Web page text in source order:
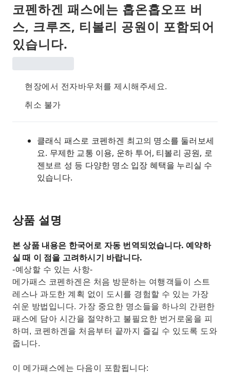
코펜하겐 패스에는 홉온홉오프 버
스, 크루즈, 티볼리 공원이 포함되어
있습니다.
현장에서 전자바우처를 제시해주세요.
취소 불가
클래식 패스로 코펜하겐 최고의 명소를 둘러보세
요. 무제한 교통 이용, 운하 투어, 티볼리 공원, 로
젠보르 성 등 다양한 명소 입장 혜택을 누리실 수
있습니다.
상품 설명
본 상품 내용은 한국어로 자동 번역되었습니다. 예약하
실 때 이 점을 고려하시기 바랍니다.
-예상할 수 있는 사항-
메가패스 코펜하겐은 처음 방문하는 여행객들이 스트
레스나 과도한 계획 없이 도시를 경험할 수 있는 가장
쉬운 방법입니다. 가장 중요한 명소들을 하나의 간편한
패스에 담아 시간을 절약하고 불필요한 번거로움을 피
하며, 코펜하겐을 처음부터 끝까지 즐길 수 있도록 도와
줍니다.
이 메가패스에는 다음이 포함됩니다: